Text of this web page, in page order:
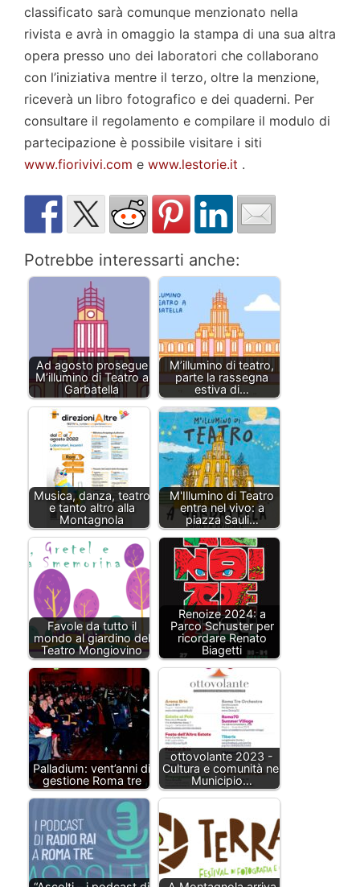
classificato sarà comunque menzionato nella
rivista e avrà in omaggio la stampa di una sua altra
opera presso uno dei laboratori che collaborano
con l’iniziativa mentre il terzo, oltre la menzione,
riceverà un libro fotografico e dei quaderni. Per
consultare il regolamento e compilare il modulo di
partecipazione è possibile visitare i siti
www.fiorivivi.com e www.lestorie.it .
Potrebbe interessarti anche:
Ad agosto prosegue
M’illumino di Teatro a
Garbatella
M’illumino di teatro,
parte la rassegna
estiva di…
Musica, danza, teatro
e tanto altro alla
Montagnola
M'Illumino di Teatro
entra nel vivo: a
piazza Sauli…
Favole da tutto il
mondo al giardino del
Teatro Mongiovino
Renoize 2024: a
Parco Schuster per
ricordare Renato
Biagetti
Palladium: vent’anni di
gestione Roma tre
ottovolante 2023 -
Cultura e comunità nel
Municipio…